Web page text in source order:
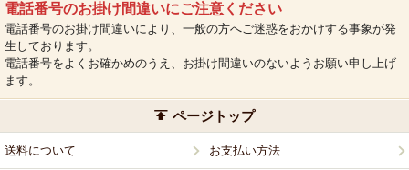
電話番号のお掛け間違いにご注意ください
電話番号のお掛け間違いにより、一般の方へご迷惑をおかけする事象が発
生しております。
電話番号をよくお確かめのうえ、お掛け間違いのないようお願い申し上げ
ます。
ページトップ
送料について お支払い方法